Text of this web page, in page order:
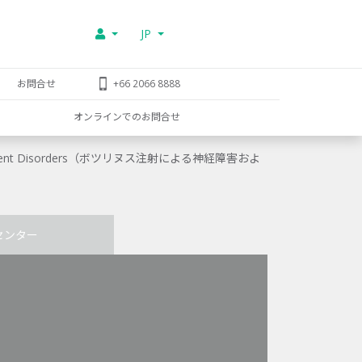
JP
お問合せ +66 2066 8888
オンラインでのお問合せ
（ボツリヌス注射による神経障害およ
ンター